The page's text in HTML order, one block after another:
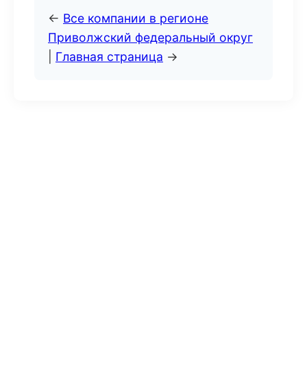
← Все компании в регионе
Приволжский федеральный округ
Главная страница →